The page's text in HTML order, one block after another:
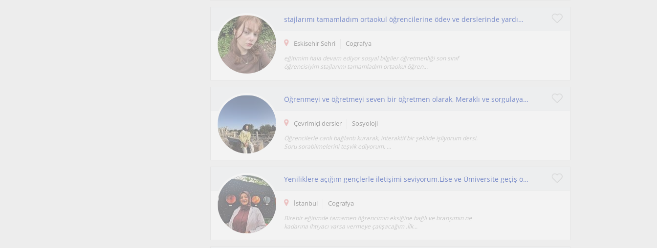
stajlarımı tamamladım ortaokul öğrencilerine ödev ve derslerinde yardımcı olabilirim
Eskisehir Sehri Cografya
eğitimim hala devam ediyor sosyal bilgiler öğretmenliği son sınıf
öğrencisiyim stajlarımı tamamladım ortaokul öğren...
Öğrenmeyi ve öğretmeyi seven bir öğretmen olarak, Meraklı ve sorgulayan gençlere hitap ediyorum.
Çevrimiçi dersler Sosyoloji
Öğrencilerle canlı bağlantı kurarak, interaktif bir şekilde işliyorum dersi.
Soru sorabilmelerini teşvik ediyorum, ...
Yeniliklere açığım gençlerle iletişimi seviyorum.Lise ve Ümiversite geçiş öğrencilerine dersimi severek vetiyorum
İstanbul Cografya
Birebir eğitimde tamamen öğrencimin eksiğine bağlı ve branşımın ne
kadarına ihtiyacı varsa vermeye çalışacağım .İlk...